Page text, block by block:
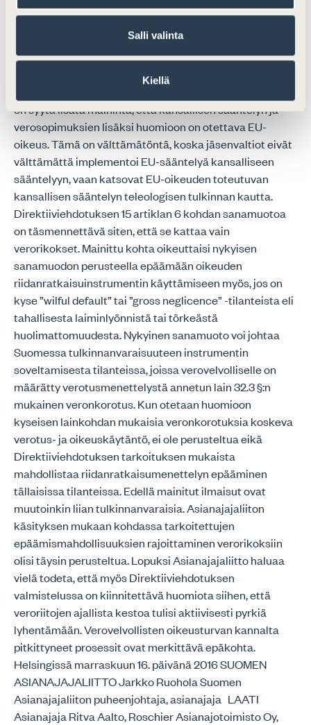
Salli valinta
Kiellä
korvataan kunkin jäsenvaltion kansallisten säännösten
mukaan. EU-oikeuden vastaavuusperiaate edellyttää,
että riitojenratkaisumekanismin käyttämisestä
verovelvolliselle aiheutuneita kuluja käsitellään samalla
tavalla kuin kotimaisesta prosessista aiheutuneita
on syytä lisätä maininta, että kansallisen sääntelyn ja
verosopimuksien lisäksi huomioon on otettava EU-
oikeus. Tämä on välttämätöntä, koska jäsenvaltiot eivät
välttämättä implementoi EU-sääntelyä kansalliseen
sääntelyyn, vaan katsovat EU-oikeuden toteutuvan
kansallisen sääntelyn teleologisen tulkinnan kautta.
Direktiiviehdotuksen 15 artiklan 6 kohdan sanamuotoa
on täsmennettävä siten, että se kattaa vain
verorikokset. Mainittu kohta oikeuttaisi nykyisen
sanamuodon perusteella epäämään oikeuden
riidanratkaisuinstrumentin käyttämiseen myös, jos on
kyse ”wilful default” tai ”gross neglicence” -tilanteista eli
tahallisesta laiminlyönnistä tai törkeästä
huolimattomuudesta. Nykyinen sanamuoto voi johtaa
Suomessa tulkinnanvaraisuuteen instrumentin
soveltamisesta tilanteissa, joissa verovelvolliselle on
määrätty verotusmenettelystä annetun lain 32.3 §:n
mukainen veronkorotus. Kun otetaan huomioon
kyseisen lainkohdan mukaisia veronkorotuksia koskeva
verotus- ja oikeuskäytäntö, ei ole perusteltua eikä
Direktiiviehdotuksen tarkoituksen mukaista
mahdollistaa riidanratkaisumenettelyn epääminen
tällaisissa tilanteissa. Edellä mainitut ilmaisut ovat
muutoinkin liian tulkinnanvaraisia. Asianajajaliiton
käsityksen mukaan kohdassa tarkoitettujen
epäämismahdollisuuksien rajoittaminen verorikoksiin
olisi täysin perusteltua. Lopuksi Asianajajaliitto haluaa
vielä todeta, että myös Direktiiviehdotuksen
valmistelussa on kiinnitettävä huomiota siihen, että
veroriitojen ajallista kestoa tulisi aktiivisesti pyrkiä
lyhentämään. Verovelvollisten oikeusturvan kannalta
pitkittyneet prosessit ovat merkittävä epäkohta.
Helsingissä marraskuun 16. päivänä 2016 SUOMEN
ASIANAJAJALIITTO Jarkko Ruohola Suomen
Asianajajaliiton puheenjohtaja, asianajaja LAATI
Asianajaja Ritva Aalto, Roschier Asianajotoimisto Oy,